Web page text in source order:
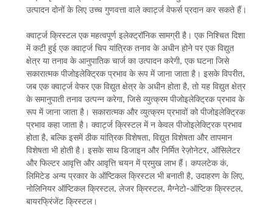
उत्पादन दोनों के लिए उच्च गुणवत्ता वाले क्वार्ट्ज वेफर्स प्रदान कर सकते हैं।
क्वार्ट्ज क्रिस्टल एक महत्वपूर्ण इलेक्ट्रॉनिक सामग्री है। एक निश्चित दिशा
में कटी हुई एक क्वार्ट्ज चिप यांत्रिक तनाव के अधीन होने पर एक विद्युत
क्षेत्र या तनाव के आनुपातिक चार्ज का उत्पादन करेगी, एक घटना जिसे
सकारात्मक पीजोइलेक्ट्रिक प्रभाव के रूप में जाना जाता है। इसके विपरीत,
जब एक क्वार्ट्ज वेफर एक विद्युत क्षेत्र के अधीन होता है, तो यह विद्युत क्षेत्र
के समानुपाती तनाव उत्पन्न करेगा, जिसे व्युत्क्रम पीजोइलेक्ट्रिक प्रभाव के
रूप में जाना जाता है। सकारात्मक और व्युत्क्रम प्रभावों को पीजोइलेक्ट्रिक
प्रभाव कहा जाता है। क्वार्ट्ज क्रिस्टल में न केवल पीजोइलेक्ट्रिक प्रभाव
होता है, बल्कि इसमें ठीक यांत्रिक विशेषता, विद्युत विशेषता और तापमान
विशेषता भी होती है। इसके साथ डिजाइन और निर्मित रेज़ोनेटर, ऑसिलेटर
और फिल्टर आवृत्ति और आवृत्ति चयन में प्रमुख लाभ हैं। कपलटेक कं,
लिमिटेड अन्य प्रकार के ऑप्टिकल क्रिस्टल भी बनाती है, उदाहरण के लिए,
नोलिनियर ऑप्टिकल क्रिस्टल, लेजर क्रिस्टल, मैग्नेटो-ऑप्टिक क्रिस्टल,
बायरफ्रिंजेंट क्रिस्टल।